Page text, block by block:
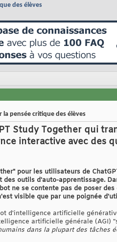
des élèves
la pensée critique des élèves
Study Together qui
interactive avec des
pour les utilisateurs de
outils d'auto-apprentissage.
ne se contente pas de poser
visible que par une poignée
d'intelligence artificielle
artificielle générale (AGI)
dans la plupart des tâches